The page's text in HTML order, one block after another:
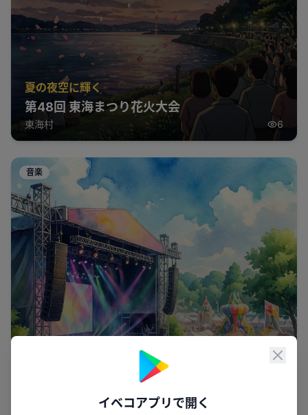
閉じ
イベコアプリで開く
夏の夜空に輝く
第48回 東海まつり花火大会
東海村 6
音楽